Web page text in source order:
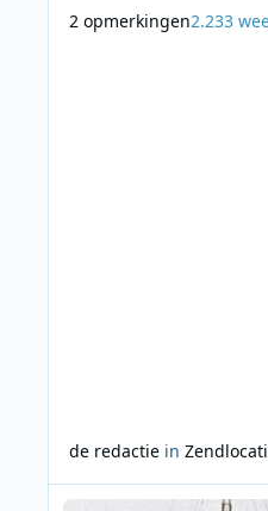
drie vrijstaande stalen
2 opmerkingen2.233
de redactiein
Lees meer over De stille